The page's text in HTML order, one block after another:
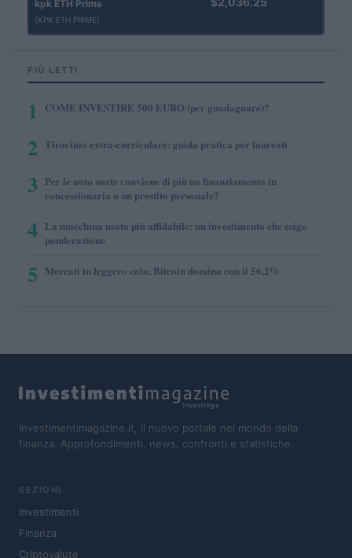
kpk ETH Prime
(KPK ETH PRIME)
PIÙ LETTI
1 COME INVESTIRE 500 EURO (per guadagnare)?
2 Tirocinio extra-curriculare: guida pratica per laureati
3 Per le auto usate conviene di più un finanziamento in
concessionaria o un prestito personale?
4 La macchina usata più affidabile: un investimento che esige
ponderazione
5 Mercati in leggero calo, Bitcoin domina con il 56,2%
Investimentimagazine.it, il nuovo portale nel mondo della
finanza. Approfondimenti, news, confronti e statistiche.
SEZIONI
Investimenti
Finanza
Criptovalute